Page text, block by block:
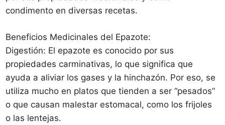
condimento en diversas recetas.
Beneficios Medicinales del Epazote:
Digestión: El epazote es conocido por sus
propiedades carminativas, lo que significa que
ayuda a aliviar los gases y la hinchazón. Por eso, se
utiliza mucho en platos que tienden a ser “pesados”
o que causan malestar estomacal, como los frijoles
o las lentejas.